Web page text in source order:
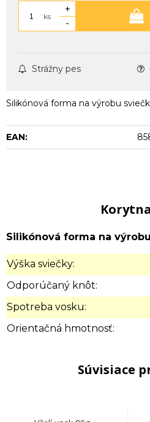
ks
+
-
Strážny pes
Silikónová forma na výrobu
EAN:
Silikónová forma na
Výška sviečky:
Odporúčaný knôt:
Spotreba vosku:
Orientačná hmotnosť:
Súvisiace